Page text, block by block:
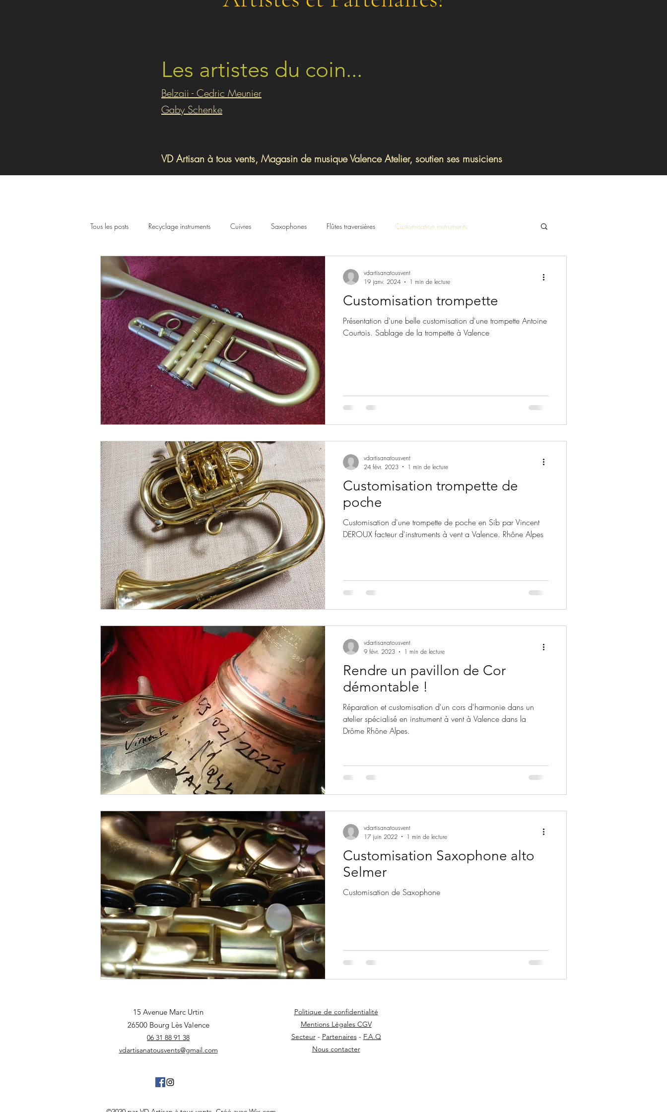
Les artistes du coin...
Belzaii - Cedric Meunier
Gaby Schenke
VD Artisan à tous vents, Magasin de musique Valence Atelier, soutien ses musiciens
Tous les posts Recyclage instruments Cuivres Saxophones Flûtes traversières Customisation instruments
Customisation trompette
Présentation d'une belle customisation d'une trompette Antoine
Courtois. Sablage de la trompette à Valence
vdartisanatousvent
19 janv. 2024
1 min de lecture
Customisation trompette de
poche
Customisation d'une trompette de poche en Sib par Vincent
DEROUX facteur d'instruments à vent a Valence. Rhône Alpes
vdartisanatousvent
24 févr. 2023
1 min de lecture
Rendre un pavillon de Cor
démontable !
Réparation et customisation d'un cors d'harmonie dans un
atelier spécialisé en instrument à vent à Valence dans la
Drôme Rhône Alpes.
vdartisanatousvent
9 févr. 2023
1 min de lecture
Customisation Saxophone alto
Selmer
Customisation de Saxophone
vdartisanatousvent
17 juin 2022
1 min de lecture
15 Avenue Marc Urtin
26500 Bourg Lès Valence
06 31 88 91 38
vdartisanatousvents@gmail.com
Politique de confidentialité
Mentions Légales CGV
Secteur- Partenaires- F.A.Q
Nous contacter